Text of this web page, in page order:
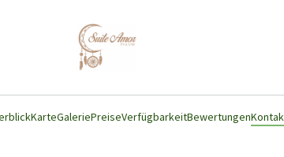
KarteGaleriePreiseVerfügbarkeitBewertungen